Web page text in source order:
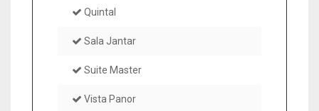
Quintal
Sala Jantar
Suite Master
Vista Panor